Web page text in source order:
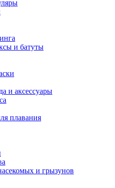
и батуты
и аксессуары
плавания
и грызунов